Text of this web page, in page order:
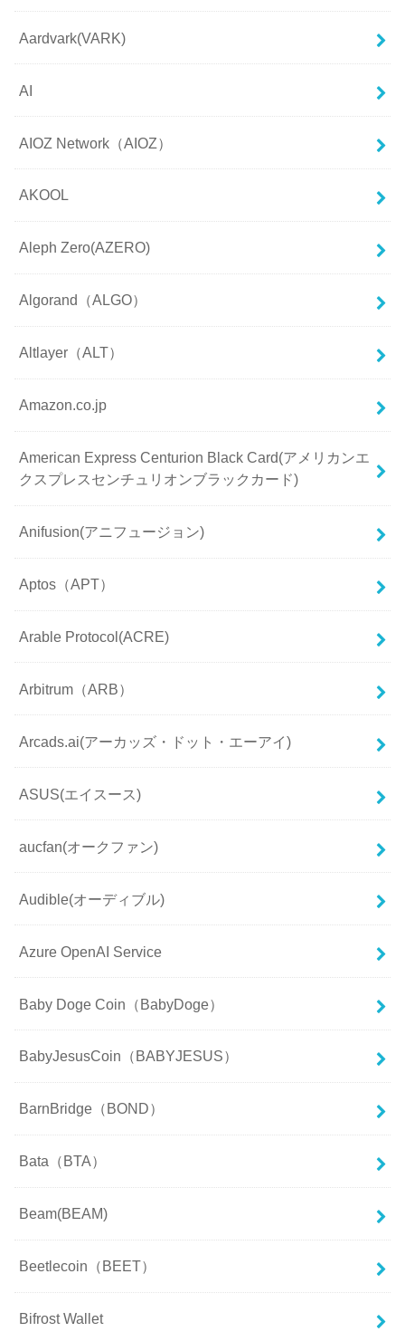
Aardvark(VARK)
AI
AIOZ Network（AIOZ）
AKOOL
Aleph Zero(AZERO)
Algorand（ALGO）
Altlayer（ALT）
Amazon.co.jp
American Express Centurion Black Card(アメリカンエ
クスプレスセンチュリオンブラックカード)
Anifusion(アニフュージョン)
Aptos（APT）
Arable Protocol(ACRE)
Arbitrum（ARB）
Arcads.ai(アーカッズ・ドット・エーアイ)
ASUS(エイスース)
aucfan(オークファン)
Audible(オーディブル)
Azure OpenAI Service
Baby Doge Coin（BabyDoge）
BabyJesusCoin（BABYJESUS）
BarnBridge（BOND）
Bata（BTA）
Beam(BEAM)
Beetlecoin（BEET）
Bifrost Wallet